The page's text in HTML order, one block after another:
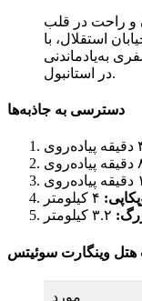
و راحت در قلب
استقلال، با
به‌یادماندنی
در استانبول.
دسترسی به جاذبه‌ها
۴ کیلومتر
هتل وینگارت سوئیتس
مورد